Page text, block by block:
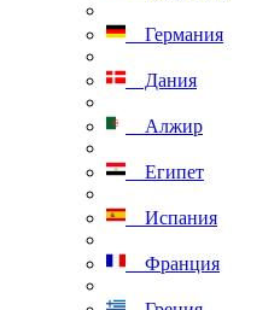
Германия
Дания
Алжир
Египет
Испания
Франция